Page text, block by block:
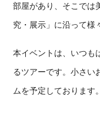
部屋があり、そこでは
究・展示」に沿って様
本イベントは、いつも
るツアーです。小さい
ムを予定しております。